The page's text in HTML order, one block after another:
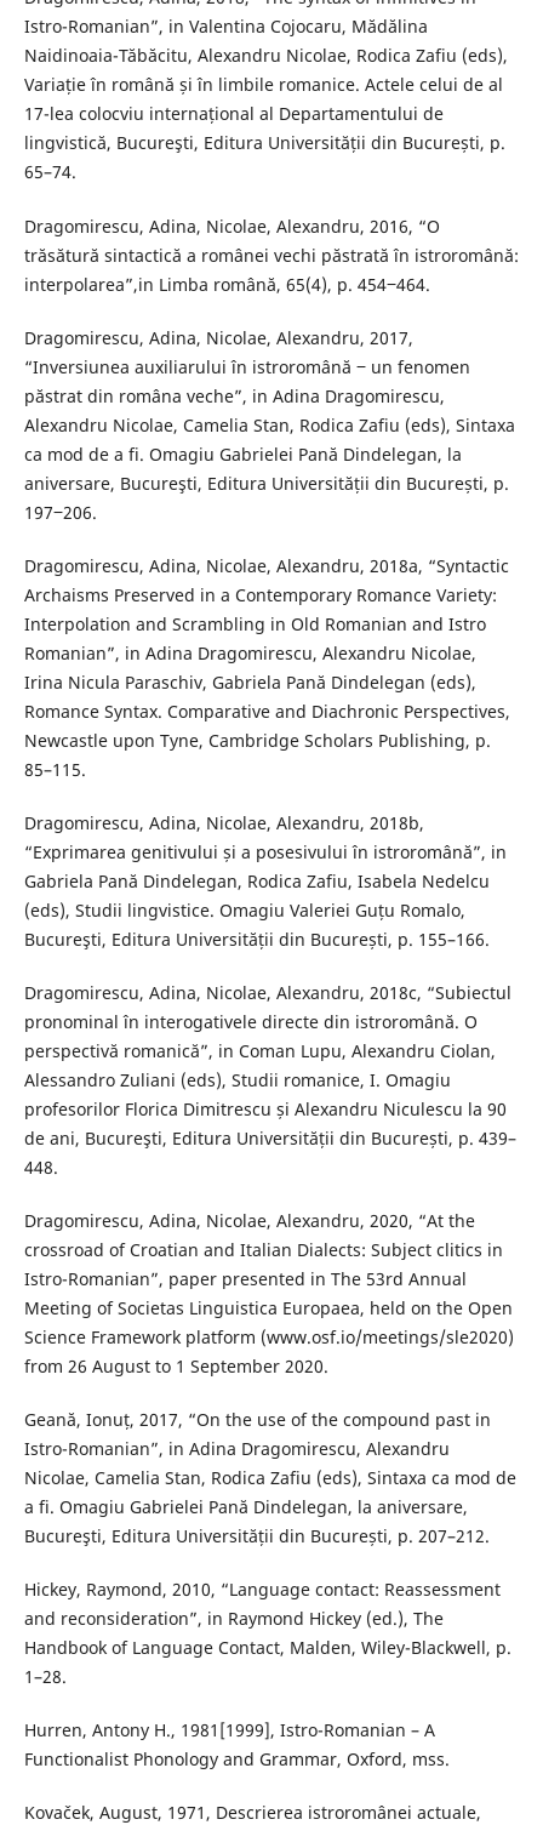
Istro-Romanian”, in Valentina Cojocaru, Mădălina
Naidinoaia-Tăbăcitu, Alexandru Nicolae, Rodica Zafiu (eds),
Variație în română și în limbile romanice. Actele celui de al
17-lea colocviu internațional al Departamentului de
lingvistică, Bucureşti, Editura Universității din București, p.
65–74.
Dragomirescu, Adina, Nicolae, Alexandru, 2016, “O
trăsătură sintactică a românei vechi păstrată în istroromână:
interpolarea”,in Limba română, 65(4), p. 454‒464.
Dragomirescu, Adina, Nicolae, Alexandru, 2017,
“Inversiunea auxiliarului în istroromână ‒ un fenomen
păstrat din româna veche”, in Adina Dragomirescu,
Alexandru Nicolae, Camelia Stan, Rodica Zafiu (eds), Sintaxa
ca mod de a fi. Omagiu Gabrielei Pană Dindelegan, la
aniversare, Bucureşti, Editura Universității din București, p.
197‒206.
Dragomirescu, Adina, Nicolae, Alexandru, 2018a, “Syntactic
Archaisms Preserved in a Contemporary Romance Variety:
Interpolation and Scrambling in Old Romanian and Istro
Romanian”, in Adina Dragomirescu, Alexandru Nicolae,
Irina Nicula Paraschiv, Gabriela Pană Dindelegan (eds),
Romance Syntax. Comparative and Diachronic Perspectives,
Newcastle upon Tyne, Cambridge Scholars Publishing, p.
85–115.
Dragomirescu, Adina, Nicolae, Alexandru, 2018b,
“Exprimarea genitivului și a posesivului în istroromână”, in
Gabriela Pană Dindelegan, Rodica Zafiu, Isabela Nedelcu
(eds), Studii lingvistice. Omagiu Valeriei Guțu Romalo,
Bucureşti, Editura Universității din București, p. 155–166.
Dragomirescu, Adina, Nicolae, Alexandru, 2018c, “Subiectul
pronominal în interogativele directe din istroromână. O
perspectivă romanică”, in Coman Lupu, Alexandru Ciolan,
Alessandro Zuliani (eds), Studii romanice, I. Omagiu
profesorilor Florica Dimitrescu și Alexandru Niculescu la 90
de ani, Bucureşti, Editura Universității din București, p. 439–
448.
Dragomirescu, Adina, Nicolae, Alexandru, 2020, “At the
crossroad of Croatian and Italian Dialects: Subject clitics in
Istro-Romanian”, paper presented in The 53rd Annual
Meeting of Societas Linguistica Europaea, held on the Open
Science Framework platform (www.osf.io/meetings/sle2020)
from 26 August to 1 September 2020.
Geană, Ionuț, 2017, “On the use of the compound past in
Istro-Romanian”, in Adina Dragomirescu, Alexandru
Nicolae, Camelia Stan, Rodica Zafiu (eds), Sintaxa ca mod de
a fi. Omagiu Gabrielei Pană Dindelegan, la aniversare,
Bucureşti, Editura Universității din București, p. 207–212.
Hickey, Raymond, 2010, “Language contact: Reassessment
and reconsideration”, in Raymond Hickey (ed.), The
Handbook of Language Contact, Malden, Wiley-Blackwell, p.
1–28.
Hurren, Antony H., 1981[1999], Istro-Romanian – A
Functionalist Phonology and Grammar, Oxford, mss.
Kovaček, August, 1971, Descrierea istroromânei actuale,